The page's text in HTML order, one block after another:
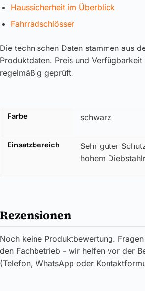
Haussicherheit im Überblick
Fahrradschlösser
Die technischen Daten stammen aus
Produktdaten. Preis und Verfügbarkeit
regelmäßig geprüft.
Farbe schwarz
Einsatzbereich
Sehr guter
hohem
Rezensionen
Noch keine Produktbewertung.
den Fachbetrieb - wir helfen vor der
(Telefon, WhatsApp oder